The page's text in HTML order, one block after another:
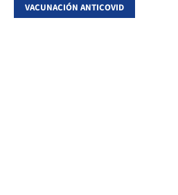
VACUNACIÓN ANTICOVID